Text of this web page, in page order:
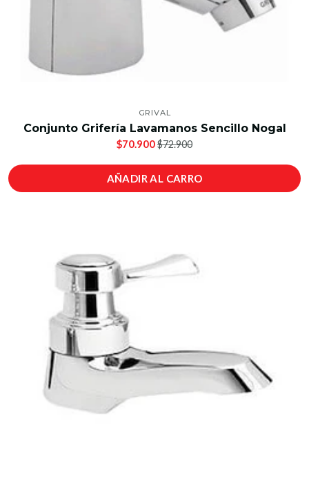
GRIVAL
Conjunto Grifería Lavamanos Sencillo Nogal
$70.900$72.900
AÑADIR AL CARRO